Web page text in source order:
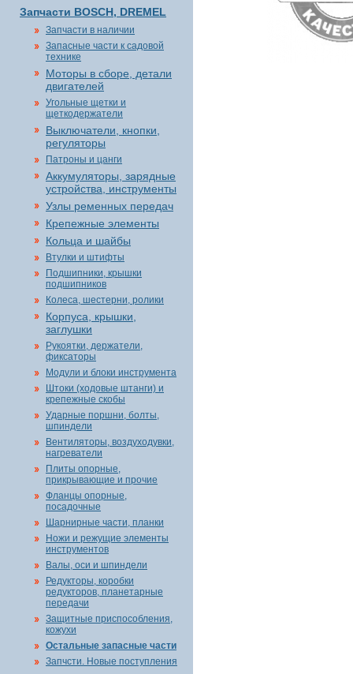
Запчасти BOSCH, DREMEL
Запчасти в наличии
Запасные части к садовой
технике
Моторы в сборе, детали
двигателей
Угольные щетки и
щеткодержатели
Выключатели, кнопки,
регуляторы
Патроны и цанги
Аккумуляторы, зарядные
устройства, инструменты
Узлы ременных передач
Крепежные элементы
Кольца и шайбы
Втулки и штифты
Подшипники, крышки
подшипников
Колеса, шестерни, ролики
Корпуса, крышки,
заглушки
Рукоятки, держатели,
фиксаторы
Модули и блоки инструмента
Штоки (ходовые штанги) и
крепежные скобы
Ударные поршни, болты,
шпиндели
Вентиляторы, воздуходувки,
нагреватели
Плиты опорные,
прикрывающие и прочие
Фланцы опорные,
посадочные
Шарнирные части, планки
Ножи и режущие элементы
инструментов
Валы, оси и шпиндели
Редукторы, коробки
редукторов, планетарные
передачи
Защитные приспособления,
кожухи
Остальные запасные части
Запчсти. Новые поступления